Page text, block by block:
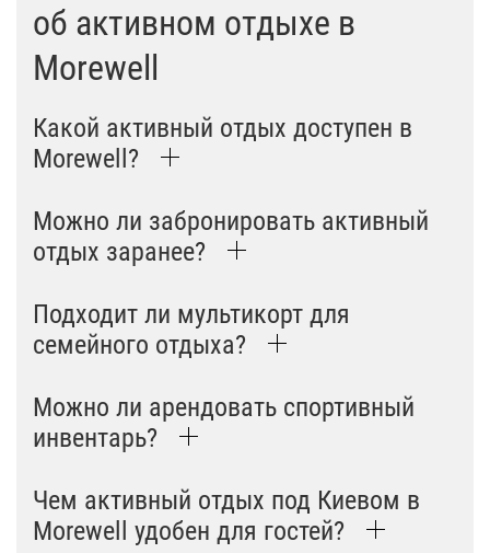
об активном отдыхе в
Morewell
Какой активный отдых доступен в
Morewell?
Можно ли забронировать активный
отдых заранее?
Подходит ли мультикорт для
семейного отдыха?
Можно ли арендовать спортивный
инвентарь?
Чем активный отдых под Киевом в
Morewell удобен для гостей?